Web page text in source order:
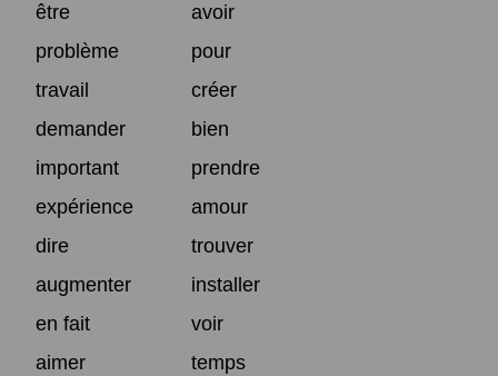
être
avoir
problème
pour
travail
créer
demander
bien
important
prendre
expérience
amour
dire
trouver
augmenter
installer
en fait
voir
aimer
temps